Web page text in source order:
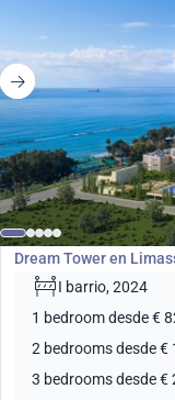
desde€824 200
Desarrollo
Dream Tower en
I barrio, 2024
1 bedroom desde €
2 bedrooms desde €
3 bedrooms desde €